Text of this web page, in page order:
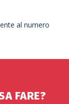
al numero
FARE?